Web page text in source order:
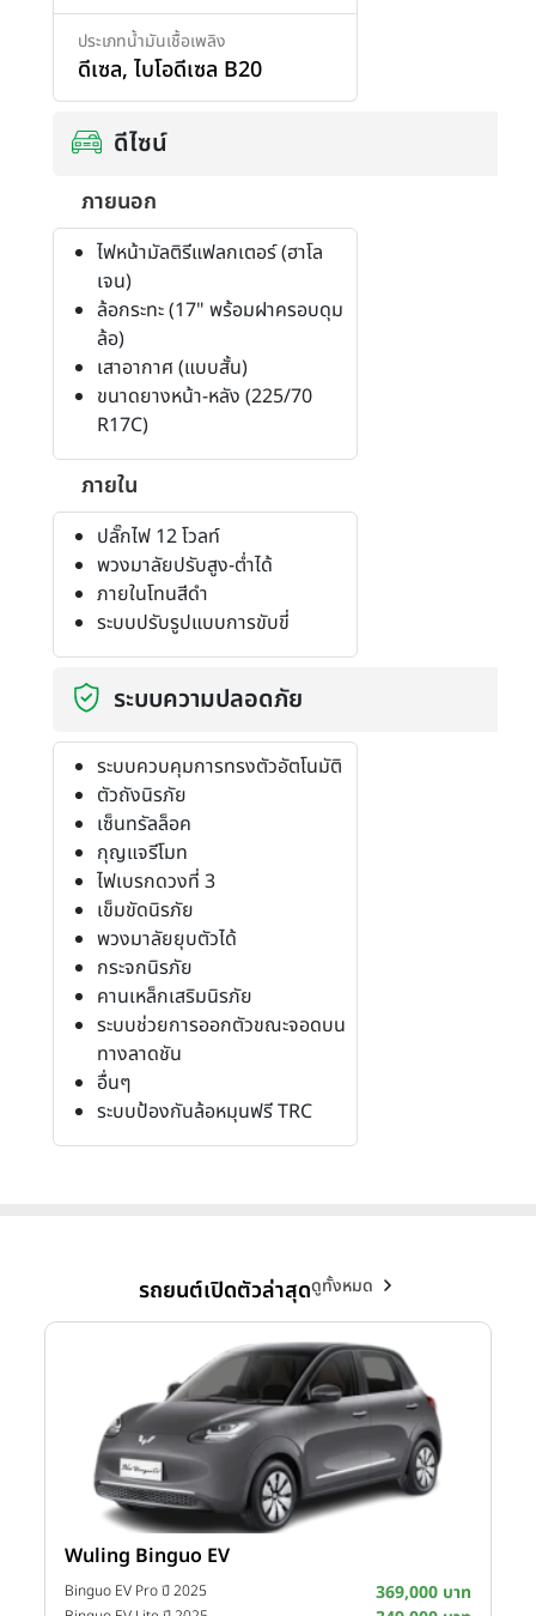
ประเภทน้ำมันเชื้อเพลิง
ดีเซล, ไบโอดีเซล B20
ดีไซน์
ภายนอก
ไฟหน้ามัลติรีแฟลกเตอร์ (ฮาโล
เจน)
ล้อกระทะ (17" พร้อมฝาครอบดุม
ล้อ)
เสาอากาศ (แบบสั้น)
ขนาดยางหน้า-หลัง (225/70
R17C)
ภายใน
ปลั๊กไฟ 12 โวลท์
พวงมาลัยปรับสูง-ต่ำได้
ภายในโทนสีดำ
ระบบปรับรูปแบบการขับขี่
ระบบความปลอดภัย
ระบบควบคุมการทรงตัวอัตโนมัติ
ตัวถังนิรภัย
เซ็นทรัลล็อค
กุญแจรีโมท
ไฟเบรกดวงที่ 3
เข็มขัดนิรภัย
พวงมาลัยยุบตัวได้
กระจกนิรภัย
คานเหล็กเสริมนิรภัย
ระบบช่วยการออกตัวขณะจอดบน
ทางลาดชัน
อื่นๆ
ระบบป้องกันล้อหมุนฟรี TRC
รถยนต์เปิดตัวล่าสุดดูทั้งหมด
Wuling Binguo EV
Binguo EV Pro ปี 2025 369,000 บาท